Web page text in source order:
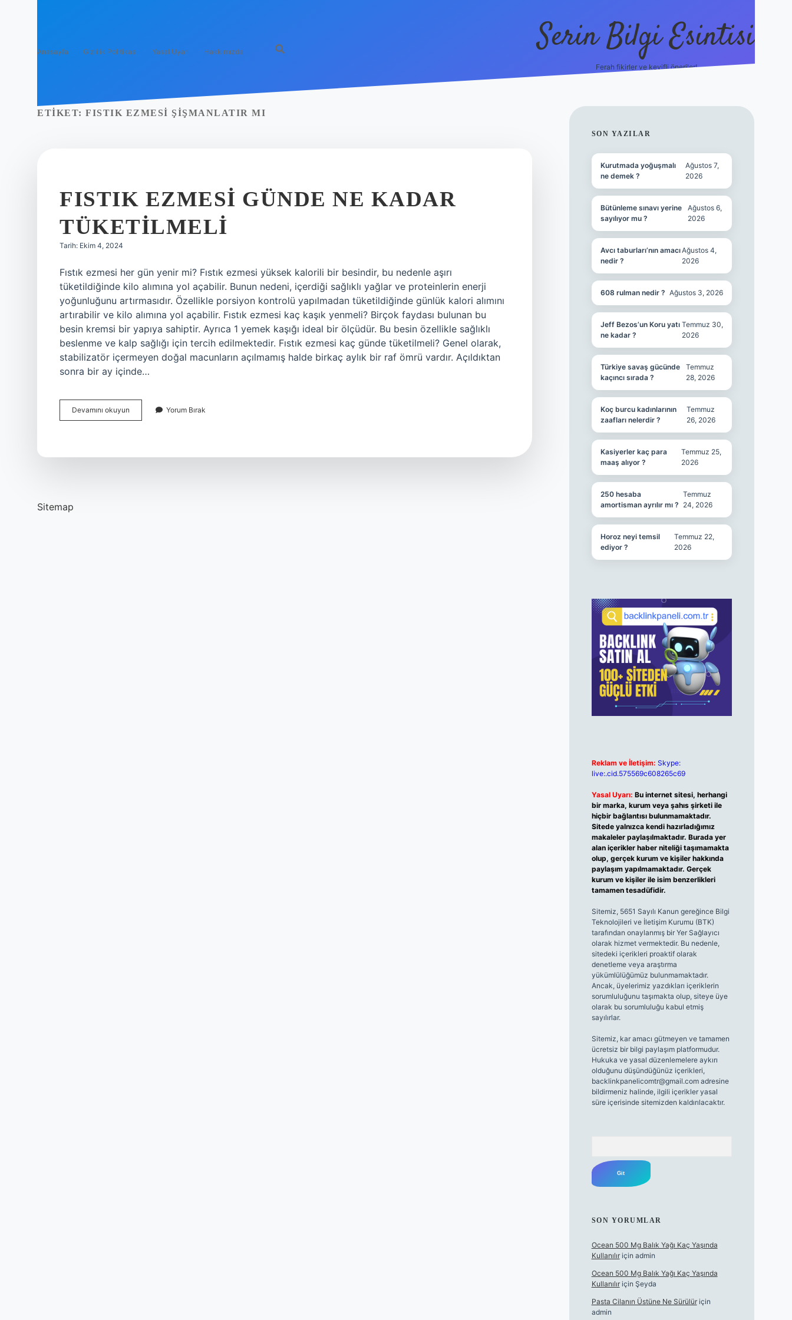
Anasayfa Gizlilik Politikası Yasal Uyarı Hakkımızda Serin Bilgi Esintisi
Ferah fikirler ve keyifli öneriler!
ETIKET: FISTIK EZMESI ŞIŞMANLATIR MI
FISTIK EZMESI GÜNDE NE KADAR
TÜKETILMELI
Tarih: Ekim 4, 2024
Fıstık ezmesi her gün yenir mi? Fıstık ezmesi yüksek kalorili bir besindir, bu nedenle aşırı
tüketildiğinde kilo alımına yol açabilir. Bunun nedeni, içerdiği sağlıklı yağlar ve proteinlerin enerji
yoğunluğunu artırmasıdır. Özellikle porsiyon kontrolü yapılmadan tüketildiğinde günlük kalori alımını
artırabilir ve kilo alımına yol açabilir. Fıstık ezmesi kaç kaşık yenmeli? Birçok faydası bulunan bu
besin kremsi bir yapıya sahiptir. Ayrıca 1 yemek kaşığı ideal bir ölçüdür. Bu besin özellikle sağlıklı
beslenme ve kalp sağlığı için tercih edilmektedir. Fıstık ezmesi kaç günde tüketilmeli? Genel olarak,
stabilizatör içermeyen doğal macunların açılmamış halde birkaç aylık bir raf ömrü vardır. Açıldıktan
sonra bir ay içinde…
Devamını okuyun
Ezmesi
Yorum Bırak
Sitemap
SIDEBAR
SON YAZILAR
Kurutmada yoğuşmalı
ne demek ?
Ağustos 7,
2026
Bütünleme sınavı yerine
sayılıyor mu ?
Ağustos 6,
2026
Avcı taburları’nın amacı
nedir ?
Ağustos 4,
2026
608 rulman nedir ? Ağustos 3, 2026
Jeff Bezos’un Koru yatı
ne kadar ?
Temmuz 30,
2026
Türkiye savaş gücünde
kaçıncı sırada ?
Temmuz
28, 2026
Koç burcu kadınlarının
zaafları nelerdir ?
Temmuz
26, 2026
Kasiyerler kaç para
maaş alıyor ?
Temmuz 25,
2026
250 hesaba
amortisman ayrılır mı ?
Temmuz
24, 2026
Horoz neyi temsil
ediyor ?
Temmuz 22,
2026
Reklam ve İletişim: Skype:
live:.cid.575569c608265c69
Yasal Uyarı: Bu internet sitesi, herhangi
bir marka, kurum veya şahıs şirketi ile
hiçbir bağlantısı bulunmamaktadır.
Sitede yalnızca kendi hazırladığımız
makaleler paylaşılmaktadır. Burada yer
alan içerikler haber niteliği taşımamakta
olup, gerçek kurum ve kişiler hakkında
paylaşım yapılmamaktadır. Gerçek
kurum ve kişiler ile isim benzerlikleri
tamamen tesadüfidir.
Sitemiz, 5651 Sayılı Kanun gereğince Bilgi
Teknolojileri ve İletişim Kurumu (BTK)
tarafından onaylanmış bir Yer Sağlayıcı
olarak hizmet vermektedir. Bu nedenle,
sitedeki içerikleri proaktif olarak
denetleme veya araştırma
yükümlülüğümüz bulunmamaktadır.
Ancak, üyelerimiz yazdıkları içeriklerin
sorumluluğunu taşımakta olup, siteye üye
olarak bu sorumluluğu kabul etmiş
sayılırlar.
Sitemiz, kar amacı gütmeyen ve tamamen
ücretsiz bir bilgi paylaşım platformudur.
Hukuka ve yasal düzenlemelere aykırı
olduğunu düşündüğünüz içerikleri,
backlinkpanelicomtr@gmail.comadresine
bildirmeniz halinde, ilgili içerikler yasal
süre içerisinde sitemizden kaldırılacaktır.
SON YORUMLAR
Ocean 500 Mg Balık Yağı Kaç Yaşında
Kullanılıriçin admin
Ocean 500 Mg Balık Yağı Kaç Yaşında
Kullanılıriçin Şeyda
Pasta Cilanın Üstüne Ne Sürülüriçin
admin
ilbet giriş